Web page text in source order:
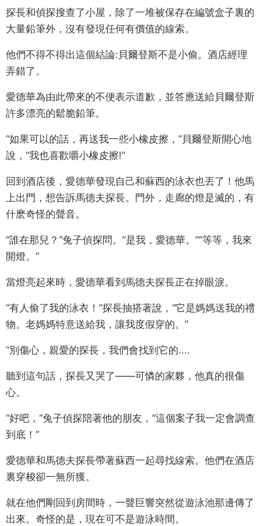
探長和偵探搜查了小屋，除了一堆被保存在編號盒子裏的
大量鉛筆外，沒有發現任何有價值的線索。
他們不得不得出這個結論:貝爾登斯不是小偷。酒店經理
弄錯了。
愛德華為由此帶來的不便表示道歉，並答應送給貝爾登斯
許多漂亮的鬆脆鉛筆。
“如果可以的話，再送我一些小橡皮擦，”貝爾登斯開心地
說，“我也喜歡嚼小橡皮擦!”
回到酒店後，愛德華發現自己和蘇西的泳衣也丟了！他馬
上出門，想告訴馬德夫探長。門外，走廊的燈是滅的，有
什麽奇怪的聲音。
“誰在那兒？”兔子偵探問。“是我，愛德華。”“等等，我來
開燈。”
當燈亮起來時，愛德華看到馬德夫探長正在掉眼淚。
“有人偷了我的泳衣！”探長抽搭著說，“它是媽媽送我的禮
物。老媽媽特意送給我，讓我度假穿的。”
“別傷心，親愛的探長，我們會找到它的....
聽到這句話，探長又哭了——可憐的家夥，他真的很傷
心。
“好吧，”兔子偵探陪著他的朋友，“這個案子我一定會調查
到底！”
愛德華和馬德夫探長帶著蘇西一起尋找線索。他們在酒店
裏穿梭卻一無所獲。
就在他們剛回到房間時，一聲巨響突然從遊泳池那邊傳了
出來。奇怪的是，現在可不是遊泳時間。